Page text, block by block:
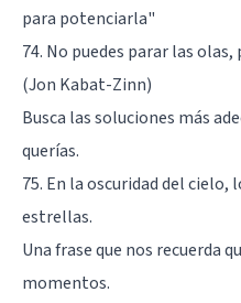
para potenciarla"
74. No puedes parar las
(Jon Kabat-Zinn)
Busca las soluciones más
querías.
75. En la oscuridad del
estrellas.
Una frase que nos recuerda
momentos.